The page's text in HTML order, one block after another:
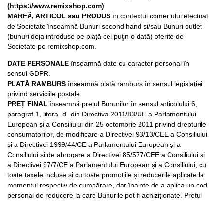
(https://www.remixshop.com)
MARFĂ, ARTICOL sau PRODUSîn contextul comerțului efectuat
de Societate înseamnă Bunuri second hand și/sau Bunuri outlet
(bunuri deja introduse pe piață cel puţin o dată) oferite de
Societate pe remixshop.com.
DATE PERSONALEînseamnă date cu caracter personal în
sensul GDPR.
PLATĂ RAMBURSînseamnă plată ramburs în sensul legislației
privind serviciile poștale.
PREȚ FINAL înseamnă prețul Bunurilor în sensul articolului 6,
paragraf 1, litera „d” din Directiva 2011/83/UE a Parlamentului
European și a Consiliului din 25 octombrie 2011 privind drepturile
consumatorilor, de modificare a Directivei 93/13/CEE a Consiliului
și a Directivei 1999/44/CE a Parlamentului European și a
Consiliului și de abrogare a Directivei 85/577/CEE a Consiliului și
a Directivei 97/7/CE a Parlamentului European și a Consiliului, cu
toate taxele incluse și cu toate promoțiile și reducerile aplicate la
momentul respectiv de cumpărare, dar înainte de a aplica un cod
personal de reducere la care Bunurile pot fi achiziționate. Pretul